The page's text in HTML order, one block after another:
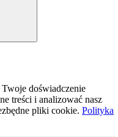
doświadczenie
treści i analizować nasz
pliki cookie. Polityka